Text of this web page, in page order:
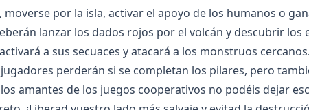
por la isla, activar el apoyo de los humanos o
lanzar los dados rojos por el volcán y descubrir
a sus secuaces y atacará a los monstruos
perderán si se completan los pilares, pero
los amantes de los juegos cooperativos no podéis dejar